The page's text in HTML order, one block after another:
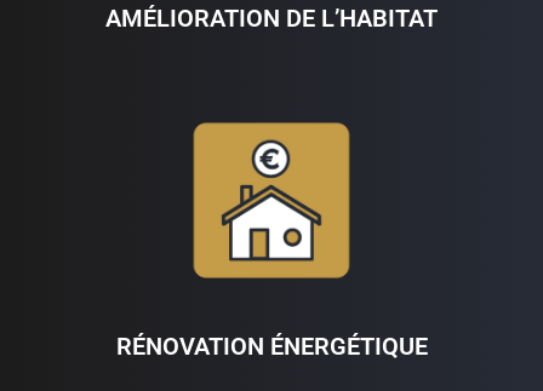
AMÉLIORATION DE L’HABITAT
RÉNOVATION ÉNERGÉTIQUE